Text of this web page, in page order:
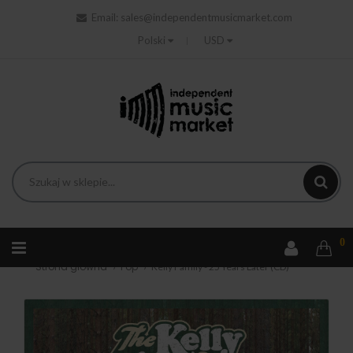
Email:
sales@independentmusicmarket.com
Polski
USD
0
Strona główna Pop Kelly Family - 25 Years Later (CD)